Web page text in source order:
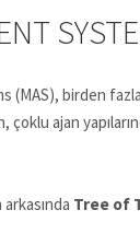
(MAS), birden
çoklu ajan
arkasında Tree of